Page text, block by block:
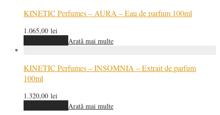
KINETIC Perfumes – AURA – Eau de parfum 100ml
1.065,00 lei
Arată mai multe
KINETIC Perfumes – INSOMNIA – Extrait de parfum
100ml
1.320,00 lei
Arată mai multe